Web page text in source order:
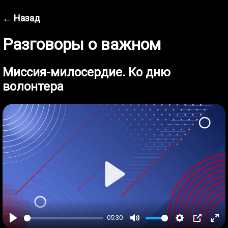
← Назад
Разговоры о важном
Миссия-милосердие. Ко дню
волонтера
05:30
Play